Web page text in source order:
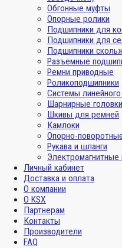
Обгонные муфты
Опорные ролики
Подшипники для
Подшипники для
Подшипники
Разъемные
Ремни приводные
Роликоподшипники
Системы
Шарнирные
Шкивы для ремней
Камлоки
Опорно-
Рукава и шланги
Личный кабинет
Доставка и оплата
О компании
О KSX
Партнерам
Контакты
Производители
FAQ